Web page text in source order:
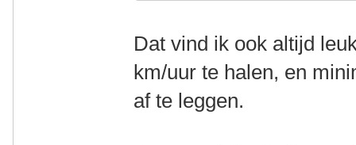
Dat vind ik ook altijd
km/uur te halen, en
af te leggen.